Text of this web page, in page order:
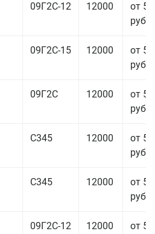
09Г2С-12 12000
от
руб.
09Г2С-15 12000
от
руб.
09Г2С 12000
от
руб.
С345 12000
от
руб.
С345 12000
от
руб.
09Г2С-12 12000
от